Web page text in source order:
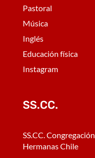
Pastoral
Música
Inglés
Educación física
Instagram
SS.CC.
SS.CC. Congregación
Hermanas Chile